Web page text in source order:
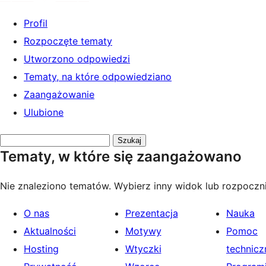
Profil
Rozpoczęte tematy
Utworzono odpowiedzi
Tematy, na które odpowiedziano
Zaangażowanie
Ulubione
tematy:
Tematy, w które się zaangażowano
Nie znaleziono tematów. Wybierz inny widok lub
O nas
Aktualności
Hosting
Prezentacja
Motywy
Wtyczki
Nauka
Pomoc